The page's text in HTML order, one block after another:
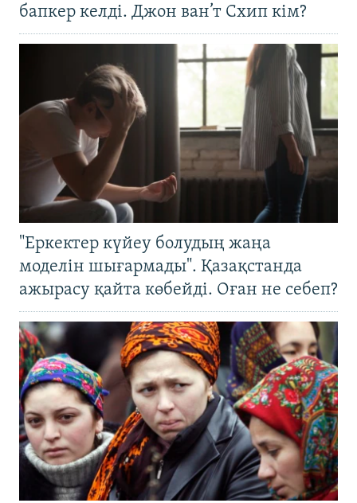
бапкер келді. Джон ван’т Схип кім?
"Еркектер күйеу болудың жаңа
моделін шығармады". Қазақстанда
ажырасу қайта көбейді. Оған не себеп?